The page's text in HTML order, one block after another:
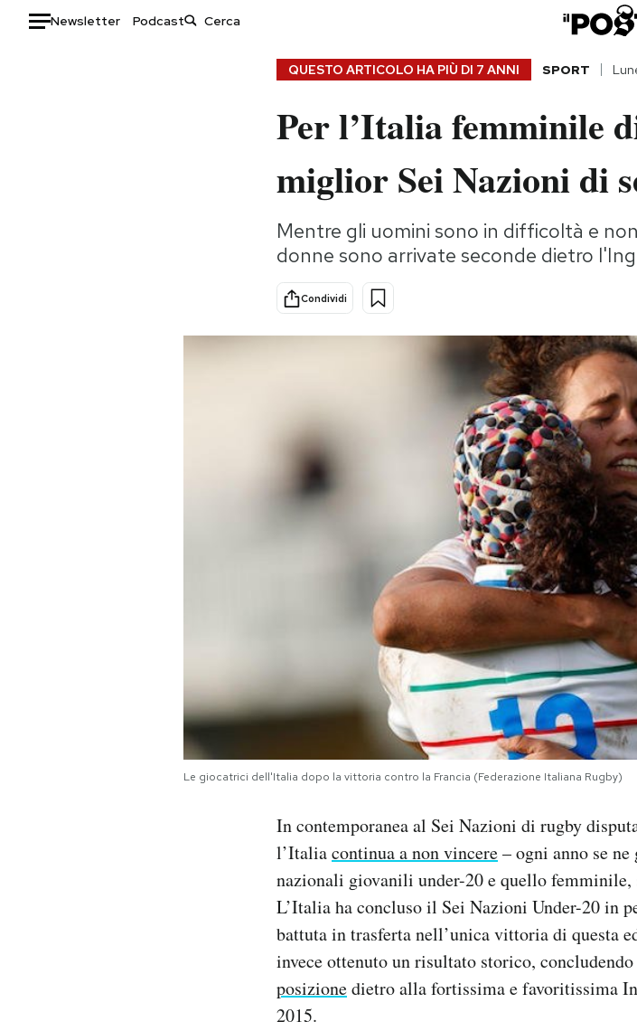
Newsletter Podcast
Storie/Idee
Ok Boomer!
Altrecose
AREA PERSONALE
QUESTO ARTICOLO HA PIÙ DI 7 ANNI SPORT
Per l’Italia femminile
miglior Sei Nazioni di
Mentre gli uomini sono in difficoltà e
donne sono arrivate seconde dietro
Condividi
Le giocatrici dell'Italia dopo la vittoria contro la Francia (Federazione Italiana Rugby)
In contemporanea al Sei Nazioni di rugby
l’Italiacontinua a non vincere– ogni anno se
nazionali giovanili under-20 e quello femminile,
L’Italia ha concluso il Sei Nazioni Under-20 in
battuta in trasferta nell’unica vittoria di questa
invece ottenuto un risultato storico,
posizionedietro alla fortissima e favoritissima
2015.